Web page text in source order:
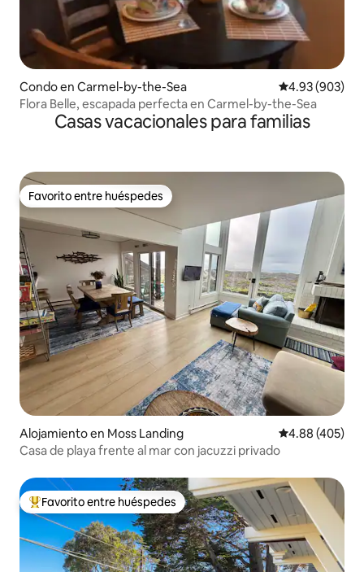
Condo en Carmel-by-the-Sea Calificación
4.93 (903)
Flora Belle, escapada perfecta en Carmel-by-the-Sea
Casas vacacionales para familias
Favorito entre huéspedes
Favorito entre huéspedes
Alojamiento en Moss Landing Calificación
4.88 (405)
Casa de playa frente al mar con jacuzzi privado
Favorito entre huéspedes preferido
Favorito entre huéspedes